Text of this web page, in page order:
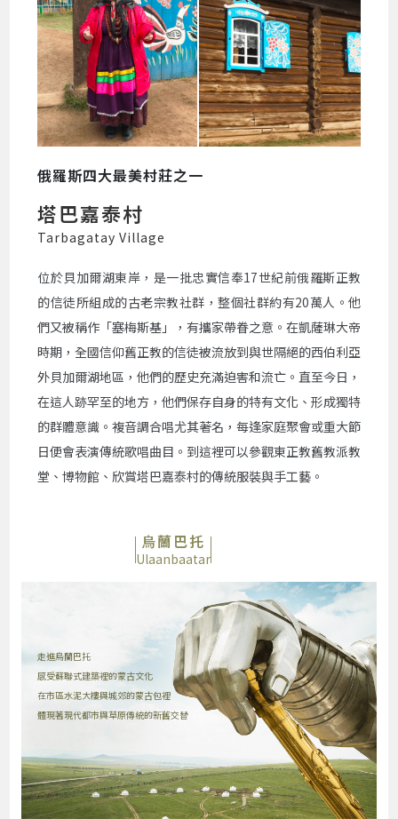
俄羅斯四大最美村莊之一
塔巴嘉泰村
Tarbagatay Village
位於貝加爾湖東岸，是一批忠實信奉17世紀前俄羅斯正教
的信徒所組成的古老宗教社群，整個社群約有20萬人。他
們又被稱作「塞梅斯基」，有攜家帶眷之意。在凱薩琳大帝
時期，全國信仰舊正教的信徒被流放到與世隔絕的西伯利亞
外貝加爾湖地區，他們的歷史充滿迫害和流亡。直至今日，
在這人跡罕至的地方，他們保存自身的特有文化、形成獨特
的群體意識。複音調合唱尤其著名，每逢家庭聚會或重大節
日便會表演傳統歌唱曲目。到這裡可以參觀東正教舊教派教
堂、博物館、欣賞塔巴嘉泰村的傳統服裝與手工藝。
烏蘭巴托
Ulaanbaatar
走進烏蘭巴托
感受蘇聯式建築裡的蒙古文化
在市區水泥大樓與城郊的蒙古包裡
體現著現代都市與草原傳統的新舊交替